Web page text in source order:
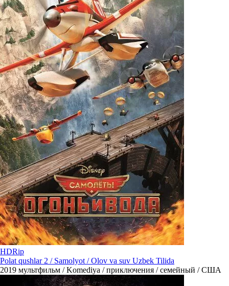
HDRip
Polat qushlar 2 / Samolyot / Olov va suv Uzbek Tilida
2019 мультфильм / Komediya / приключения / семейный / США